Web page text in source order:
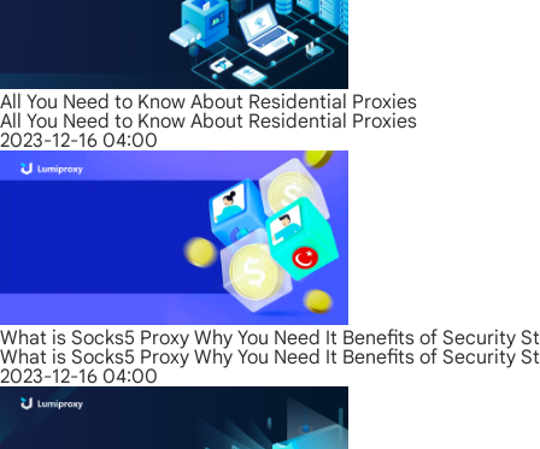
All You Need to Know About Residential Proxies
All You Need to Know About Residential Proxies
2023-12-16 04:00
What is Socks5 Proxy Why You Need It Benefits of Security
What is Socks5 Proxy Why You Need It Benefits of Security
2023-12-16 04:00